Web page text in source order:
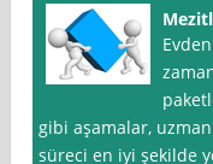
gibi aşamalar,
süreci en iyi şekilde